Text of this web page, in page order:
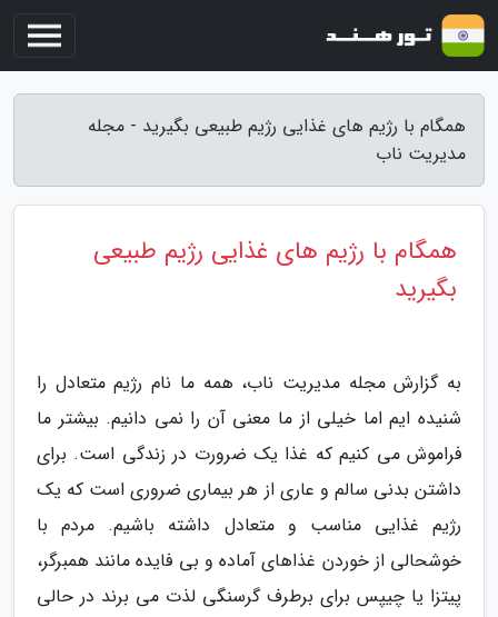
همگام با رژیم های غذایی رژیم طبیعی بگیرید - مجله
مدیریت ناب
همگام با رژیم های غذایی رژیم طبیعی
بگیرید
به گزارش مجله مدیریت ناب، همه ما نام رژیم متعادل را
شنیده ایم اما خیلی از ما معنی آن را نمی دانیم. بیشتر ما
فراموش می کنیم که غذا یک ضرورت در زندگی است. برای
داشتن بدنی سالم و عاری از هر بیماری ضروری است که یک
رژیم غذایی مناسب و متعادل داشته باشیم. مردم با
خوشحالی از خوردن غذاهای آماده و بی فایده مانند همبرگر،
پیتزا یا چیپس برای برطرف گرسنگی لذت می برند در حالی